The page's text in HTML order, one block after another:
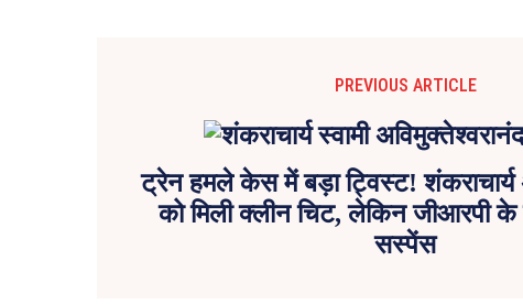
PREVIOUS ARTICLE
ट्रेन हमले केस में बड़ा ट्विस्ट! शंकराचार्य
को मिली क्लीन चिट, लेकिन जीआरपी के
सस्पेंस